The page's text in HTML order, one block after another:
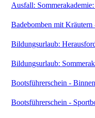
Ausfall:
Badebomben mit Kräutern
Bildungsurlaub:
Bildungsurlaub:
Bootsführerschein -
Bootsführerschein -